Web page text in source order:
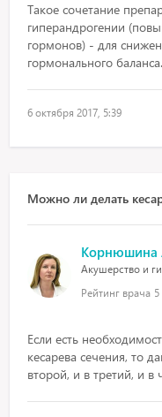
Такое сочетание
гиперандрогении
гормонов) - для
гормонального баланса.
6 октября 2017, 5:39
Можно ли делать
Корнюшина
Акушерство и
Рейтинг врача 5
Если есть
кесарева сечения, то
второй, и в третий, и в